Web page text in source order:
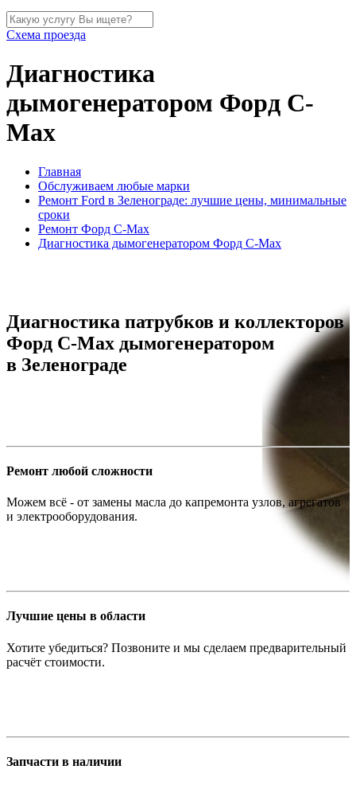
Схема проезда
Диагностика
дымогенератором Форд C-
Max
Главная
Обслуживаем любые марки
Ремонт Ford в Зеленограде: лучшие цены, минимальные
сроки
Ремонт Форд C-Max
Диагностика дымогенератором Форд C-Max
Диагностика патрубков и коллекторов
Форд C-Max дымогенератором
в Зеленограде
Ремонт любой сложности
Можем всё - от замены масла до капремонта узлов, агрегатов
и электрооборудования.
Лучшие цены в области
Хотите убедиться? Позвоните и мы сделаем предварительный
расчёт стоимости.
Запчасти в наличии